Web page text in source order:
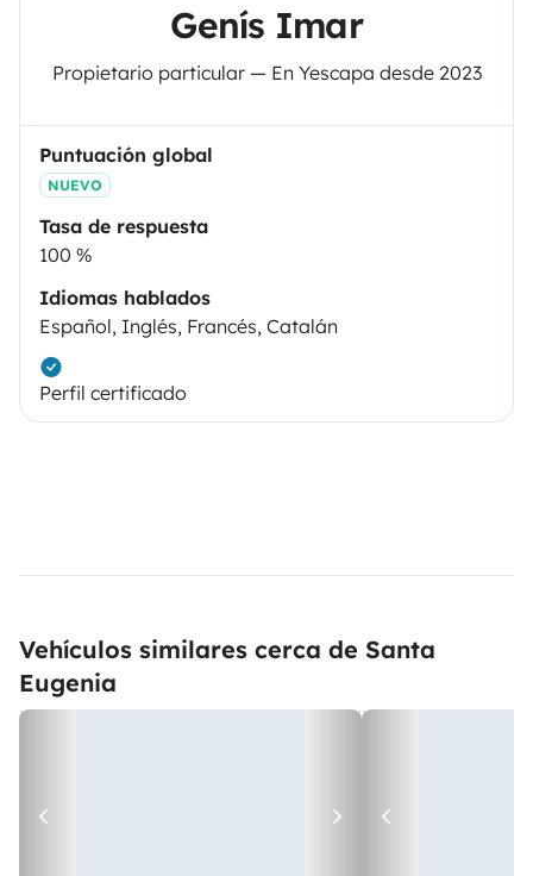
Genís Imar
Propietario particular — En Yescapa desde 2023
Puntuación global
NUEVO
Tasa de respuesta
100 %
Idiomas hablados
Español, Inglés, Francés, Catalán
Perfil certificado
Vehículos similares cerca de Santa
Eugenia